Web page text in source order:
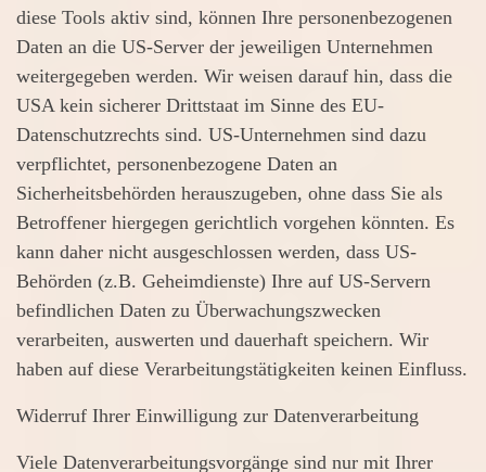
diese Tools aktiv sind, können Ihre personenbezogenen
Daten an die US-Server der jeweiligen Unternehmen
weitergegeben werden. Wir weisen darauf hin, dass die
USA kein sicherer Drittstaat im Sinne des EU-
Datenschutzrechts sind. US-Unternehmen sind dazu
verpflichtet, personenbezogene Daten an
Sicherheitsbehörden herauszugeben, ohne dass Sie als
Betroffener hiergegen gerichtlich vorgehen könnten. Es
kann daher nicht ausgeschlossen werden, dass US-
Behörden (z.B. Geheimdienste) Ihre auf US-Servern
befindlichen Daten zu Überwachungszwecken
verarbeiten, auswerten und dauerhaft speichern. Wir
haben auf diese Verarbeitungstätigkeiten keinen Einfluss.
Widerruf Ihrer Einwilligung zur Datenverarbeitung
Viele Datenverarbeitungsvorgänge sind nur mit Ihrer